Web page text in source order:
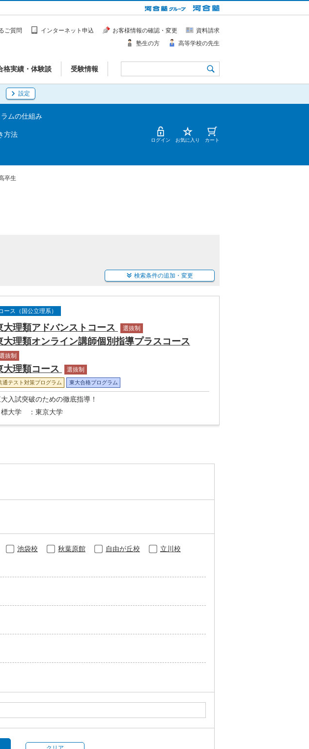
格実績・体験談 受験情報
ご質問 インターネット申込 お客様情報の確認・変更
資料請求
塾生の方
高等学校の先生
設定
ムの仕組み
方法
ログイン お気に入り カート
卒生
検索条件の追加・変更
ース（国公立理系）
大理類アドバンストコース 選抜制
大理類オンライン講師個別指導プラスコース
抜制
大理類コース 選抜制
通テスト対策プログラム 東大合格プログラム
入試突破のための徹底指導！
標大学
：東京大学
池袋校 秋葉原館 自由が丘校
立川校